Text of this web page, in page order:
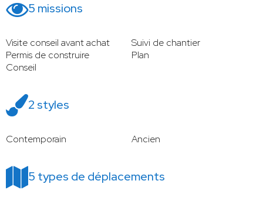
5 missions
Visite conseil avant achat
Suivi de chantier
Permis de construire
Plan
Conseil
2 styles
Contemporain Ancien
5 types de déplacements